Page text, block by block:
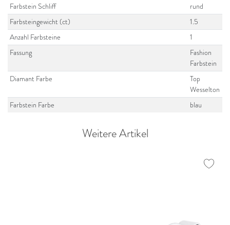
Farbstein Schliff
rund
Farbsteingewicht (ct)
1.5
Anzahl Farbsteine
1
Fassung
Fashion
Farbstein
Diamant Farbe
Top
Wesselton
Farbstein Farbe
blau
Weitere Artikel